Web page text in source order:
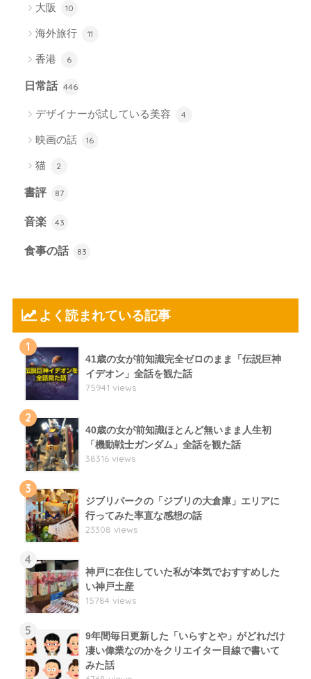
大阪 10
海外旅行 11
香港 6
日常話 446
デザイナーが試している美容 4
映画の話 16
猫 2
書評 87
音楽 43
食事の話 83
よく読まれている記事
1
41歳の女が前知識完全ゼロのまま「伝説巨神
イデオン」全話を観た話
75941 views
2
40歳の女が前知識ほとんど無いまま人生初
「機動戦士ガンダム」全話を観た話
38316 views
3
ジブリパークの「ジブリの大倉庫」エリアに
行ってみた率直な感想の話
23308 views
4
神戸に在住していた私が本気でおすすめした
い神戸土産
15784 views
5
9年間毎日更新した「いらすとや」がどれだけ
凄い偉業なのかをクリエイター目線で書いて
みた話